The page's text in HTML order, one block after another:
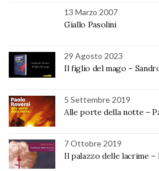
13 Marzo 2007
Giallo Pasolini
29 Agosto 2023
Il figlio del mago –
5 Settembre 2019
Alle porte della notte –
7 Ottobre 2019
Il palazzo delle lacrime –